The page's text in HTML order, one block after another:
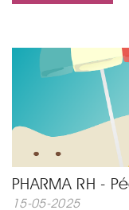
PHARMA RH -
15-05-2025